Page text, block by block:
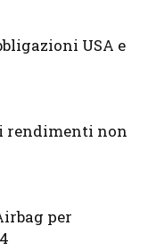
USA e
rendimenti non
per